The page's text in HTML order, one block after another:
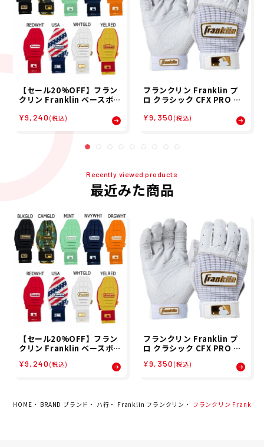
【セール20%OFF】フラン
クリン Franklin ベースボ
LIDER スライディングミッ
ト 片手 左右兼用 23555 メ
ンズ レディース ユニセック
¥9,240 (税込)
フランクリン Franklin プ
ロ クラシック CFX PRO CL
手用 野球 ソフトボール 手袋
¥9,350 (税込)
Recently viewed products
最近みた商品
【セール20%OFF】フラン
クリン Franklin ベースボ
LIDER スライディングミッ
¥9,240 (税込)
フランクリン Franklin プ
ロ クラシック CFX PRO CL
手用 野球 ソフトボール 手袋
¥9,350 (税込)
HOME BRAND ブランド ハ行 Franklin フランクリン フランクリン Franklin